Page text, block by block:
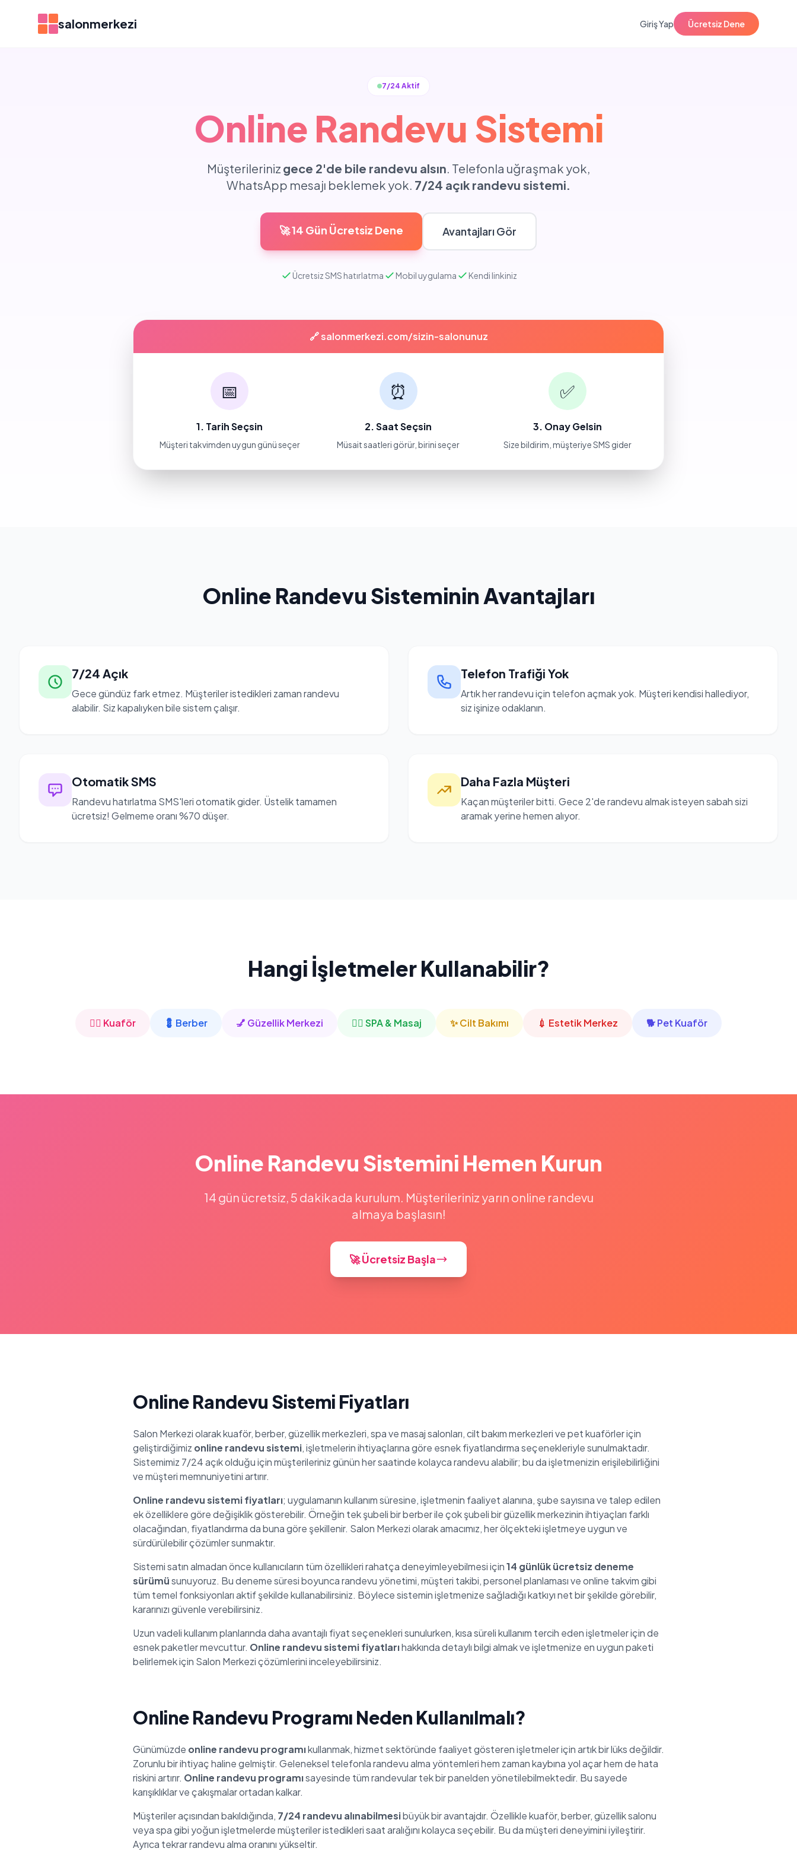
salonmerkezi Giriş Yap Ücretsiz Dene
7/24 Aktif
Online Randevu Sistemi
Müşterileriniz gece 2'de bile randevu alsın. Telefonla uğraşmak yok,
WhatsApp mesajı beklemek yok. 7/24 açık randevu sistemi.
🚀 14 Gün Ücretsiz Dene Avantajları Gör
Ücretsiz SMS hatırlatma Mobil uygulama Kendi linkiniz
🔗 salonmerkezi.com/sizin-salonunuz
📅
1. Tarih Seçsin
Müşteri takvimden uygun günü seçer
⏰
2. Saat Seçsin
Müsait saatleri görür, birini seçer
✅
3. Onay Gelsin
Size bildirim, müşteriye SMS gider
Online Randevu Sisteminin Avantajları
7/24 Açık
Gece gündüz fark etmez. Müşteriler istedikleri zaman randevu
alabilir. Siz kapalıyken bile sistem çalışır.
Telefon Trafiği Yok
Artık her randevu için telefon açmak yok. Müşteri kendisi hallediyor,
siz işinize odaklanın.
Otomatik SMS
Randevu hatırlatma SMS'leri otomatik gider. Üstelik tamamen
ücretsiz! Gelmeme oranı %70 düşer.
Daha Fazla Müşteri
Kaçan müşteriler bitti. Gece 2'de randevu almak isteyen sabah sizi
aramak yerine hemen alıyor.
Hangi İşletmeler Kullanabilir?
💇‍♀️ Kuaför 💈 Berber 💅 Güzellik Merkezi 🧖‍♀️ SPA & Masaj ✨ Cilt Bakımı 💉 Estetik Merkez 🐕 Pet Kuaför
Online Randevu Sistemini Hemen Kurun
14 gün ücretsiz, 5 dakikada kurulum. Müşterileriniz yarın online randevu
almaya başlasın!
🚀 Ücretsiz Başla
Online Randevu Sistemi Fiyatları
Salon Merkezi olarak kuaför, berber, güzellik merkezleri, spa ve masaj salonları, cilt bakım merkezleri ve pet kuaförler için
geliştirdiğimiz online randevu sistemi, işletmelerin ihtiyaçlarına göre esnek fiyatlandırma seçenekleriyle sunulmaktadır.
Sistemimiz 7/24 açık olduğu için müşterileriniz günün her saatinde kolayca randevu alabilir; bu da işletmenizin erişilebilirliğini
ve müşteri memnuniyetini artırır.
Online randevu sistemi fiyatları; uygulamanın kullanım süresine, işletmenin faaliyet alanına, şube sayısına ve talep edilen
ek özelliklere göre değişiklik gösterebilir. Örneğin tek şubeli bir berber ile çok şubeli bir güzellik merkezinin ihtiyaçları farklı
olacağından, fiyatlandırma da buna göre şekillenir. Salon Merkezi olarak amacımız, her ölçekteki işletmeye uygun ve
sürdürülebilir çözümler sunmaktır.
Sistemi satın almadan önce kullanıcıların tüm özellikleri rahatça deneyimleyebilmesi için14 günlük ücretsiz deneme
sürümüsunuyoruz. Bu deneme süresi boyunca randevu yönetimi, müşteri takibi, personel planlaması ve online takvim gibi
tüm temel fonksiyonları aktif şekilde kullanabilirsiniz. Böylece sistemin işletmenize sağladığı katkıyı net bir şekilde görebilir,
kararınızı güvenle verebilirsiniz.
Uzun vadeli kullanım planlarında daha avantajlı fiyat seçenekleri sunulurken, kısa süreli kullanım tercih eden işletmeler için de
esnek paketler mevcuttur. Online randevu sistemi fiyatlarıhakkında detaylı bilgi almak ve işletmenize en uygun paketi
belirlemek için Salon Merkezi çözümlerini inceleyebilirsiniz.
Online Randevu Programı Neden Kullanılmalı?
Günümüzde online randevu programıkullanmak, hizmet sektöründe faaliyet gösteren işletmeler için artık bir lüks değildir.
Zorunlu bir ihtiyaç haline gelmiştir. Geleneksel telefonla randevu alma yöntemleri hem zaman kaybına yol açar hem de hata
riskini artırır. Online randevu programısayesinde tüm randevular tek bir panelden yönetilebilmektedir. Bu sayede
karışıklıklar ve çakışmalar ortadan kalkar.
Müşteriler açısından bakıldığında, 7/24 randevu alınabilmesibüyük bir avantajdır. Özellikle kuaför, berber, güzellik salonu
veya spa gibi yoğun işletmelerde müşteriler istedikleri saat aralığını kolayca seçebilir. Bu da müşteri deneyimini iyileştirir.
Ayrıca tekrar randevu alma oranını yükseltir.